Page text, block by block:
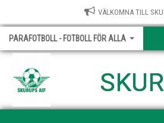
VÄLKOMNA TILL
PARAFOTBOLL - FOTBOLL FÖR ALLA